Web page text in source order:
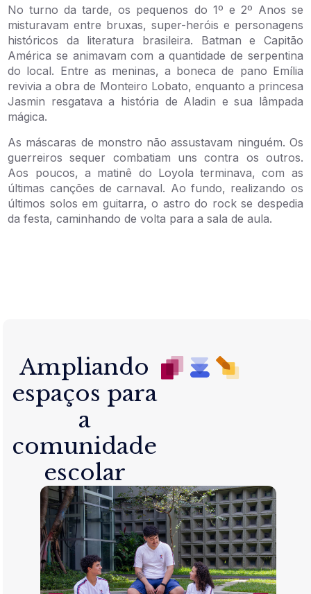
No turno da tarde, os pequenos do 1º e 2º Anos se
misturavam entre bruxas, super-heróis e personagens
históricos da literatura brasileira. Batman e Capitão
América se animavam com a quantidade de serpentina
do local. Entre as meninas, a boneca de pano Emília
revivia a obra de Monteiro Lobato, enquanto a princesa
Jasmin resgatava a história de Aladin e sua lâmpada
mágica.
As máscaras de monstro não assustavam ninguém. Os
guerreiros sequer combatiam uns contra os outros.
Aos poucos, a matinê do Loyola terminava, com as
últimas canções de carnaval. Ao fundo, realizando os
últimos solos em guitarra, o astro do rock se despedia
da festa, caminhando de volta para a sala de aula.
Ampliando
espaços para
a
comunidade
escolar